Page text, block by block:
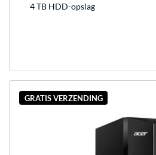
4 TB HDD-opslag
GRATIS VERZENDING